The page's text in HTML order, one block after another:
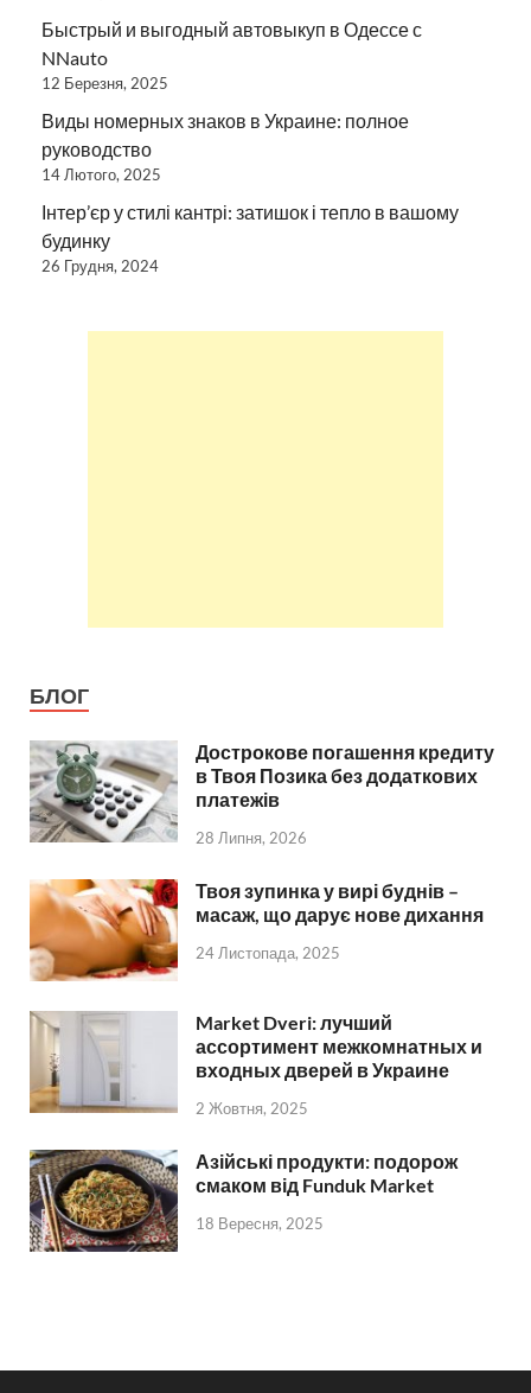
Быстрый и выгодный автовыкуп в Одессе с
NNauto
12 Березня, 2025
Виды номерных знаков в Украине: полное
руководство
14 Лютого, 2025
Інтер’єр у стилі кантрі: затишок і тепло в вашому
будинку
26 Грудня, 2024
БЛОГ
Дострокове погашення кредиту
в Твоя Позика без додаткових
платежів
28 Липня, 2026
Твоя зупинка у вирі буднів –
масаж, що дарує нове дихання
24 Листопада, 2025
Market Dveri: лучший
ассортимент межкомнатных и
входных дверей в Украине
2 Жовтня, 2025
Азійські продукти: подорож
смаком від Funduk Market
18 Вересня, 2025